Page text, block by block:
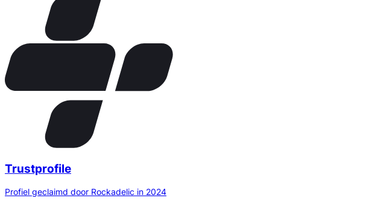
Trustprofile
Profiel geclaimd door Rockadelic in 2024